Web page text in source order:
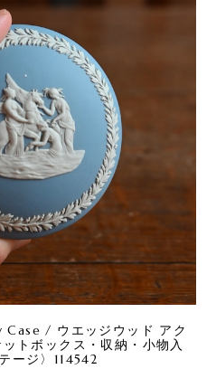
/ ウエッジウッド アク
トボックス・収納・小物入
ージ〉114542